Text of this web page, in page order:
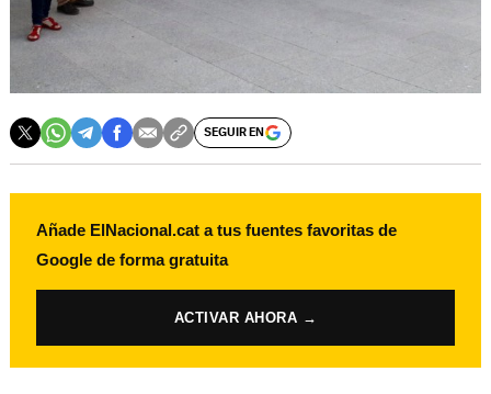
SEGUIR EN
Añade ElNacional.cat a tus fuentes favoritas de
Google de forma gratuita
ACTIVAR AHORA →